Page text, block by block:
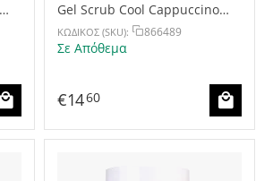
Gel Scrub Cool Cappuccino
400g
ΚΩΔΙΚΟΣ (SKU): 866489
Σε Απόθεμα
€1460